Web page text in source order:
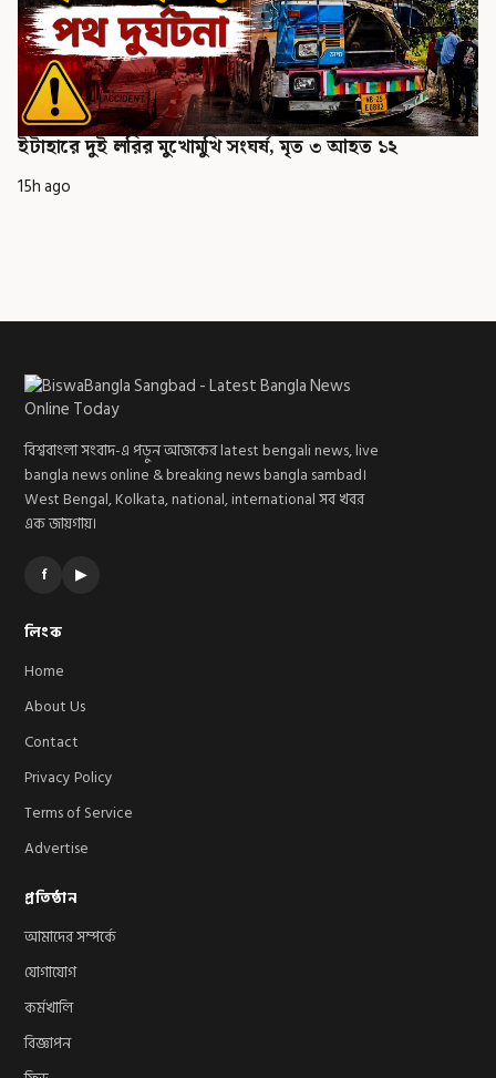
ইটাহারে দুই লরির মুখোমুখি সংঘর্ষ, মৃত ৩ আহত ১২
15h ago
বিশ্ববাংলা সংবাদ-এ পড়ুন আজকের latest bengali news, live
bangla news online & breaking news bangla sambad।
West Bengal, Kolkata, national, international সব খবর
এক জায়গায়।
f ▶
লিংক
Home
About Us
Contact
Privacy Policy
Terms of Service
Advertise
প্রতিষ্ঠান
আমাদের সম্পর্কে
যোগাযোগ
কর্মখালি
বিজ্ঞাপন